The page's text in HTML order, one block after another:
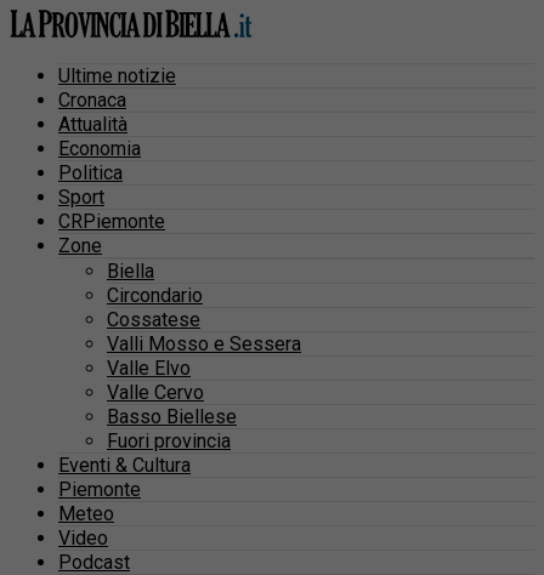
Ultime notizie
Cronaca
Attualità
Economia
Politica
Sport
CRPiemonte
Zone
Biella
Circondario
Cossatese
Valli Mosso e Sessera
Valle Elvo
Valle Cervo
Basso Biellese
Fuori provincia
Eventi & Cultura
Piemonte
Meteo
Video
Podcast